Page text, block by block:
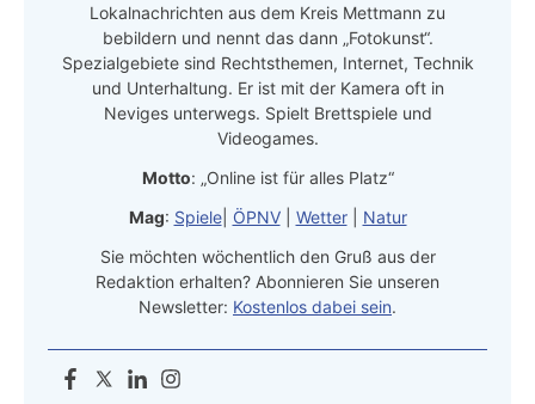
Lokalnachrichten aus dem Kreis Mettmann zu
bebildern und nennt das dann „Fotokunst“.
Spezialgebiete sind Rechtsthemen, Internet, Technik
und Unterhaltung. Er ist mit der Kamera oft in
Neviges unterwegs. Spielt Brettspiele und
Videogames.
Motto: „Online ist für alles Platz“
Mag: Spiele| ÖPNV| Wetter| Natur
Sie möchten wöchentlich den Gruß aus der
Redaktion erhalten? Abonnieren Sie unseren
Newsletter: Kostenlos dabei sein.